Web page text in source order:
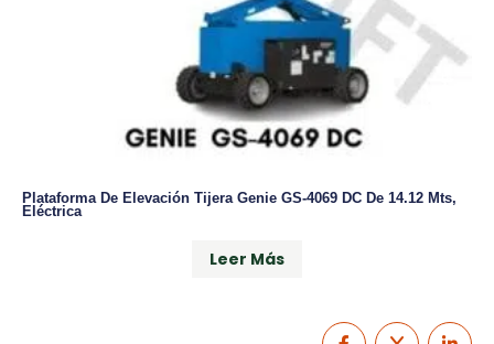
Plataforma De Elevación Tijera Genie GS-4069 DC De 14.12 Mts,
Eléctrica
Leer Más